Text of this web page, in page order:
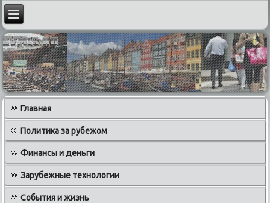
Главная
Политика за рубежом
Финансы и деньги
Зарубежные технологии
События и жизнь